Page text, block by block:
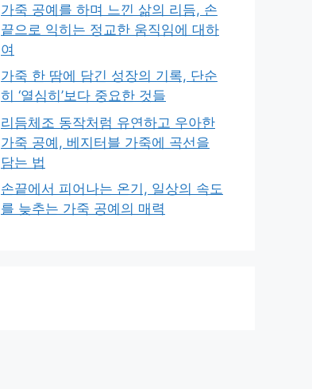
가죽 공예를 하며 느낀 삶의 리듬, 손
끝으로 익히는 정교한 움직임에 대하
여
가죽 한 땀에 담긴 성장의 기록, 단순
히 ‘열심히’보다 중요한 것들
리듬체조 동작처럼 유연하고 우아한
가죽 공예, 베지터블 가죽에 곡선을
담는 법
손끝에서 피어나는 온기, 일상의 속도
를 늦추는 가죽 공예의 매력